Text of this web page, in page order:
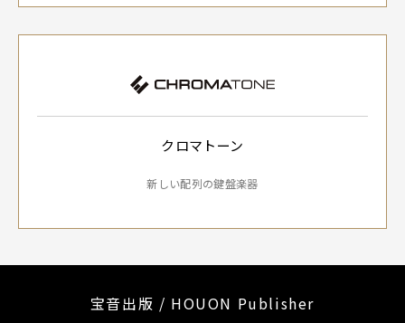
クロマトーン
新しい配列の鍵盤楽器
宝音出版 / HOUON Publisher